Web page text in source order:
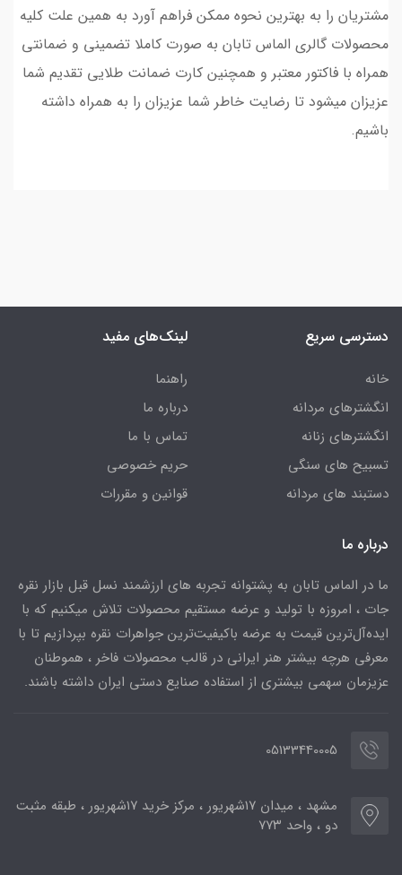
مشتریان را به بهترین نحوه ممکن فراهم آورد به همین علت کلیه
محصولات گالری الماس تابان به صورت کاملا تضمینی و ضمانتی
همراه با فاکتور معتبر و همچنین کارت ضمانت طلایی تقدیم شما
عزیزان میشود تا رضایت خاطر شما عزیزان را به همراه داشته
باشیم.
دسترسی سریع
خانه
انگشترهای مردانه
انگشترهای زنانه
تسبیح های سنگی
دستبند های مردانه
لینک‌های مفید
راهنما
درباره ما
تماس با ما
حریم خصوصی
قوانین و مقررات
درباره ما
ما در الماس تابان به پشتوانه تجربه های ارزشمند نسل قبل بازار نقره
جات ، امروزه با تولید و عرضه مستقیم محصولات تلاش میکنیم که با
ایده‌آل‌ترین قیمت به عرضه باکیفیت‌ترین جواهرات نقره بپردازیم تا با
معرفی هرچه بیشتر هنر ایرانی در قالب محصولات فاخر ، هموطنان
عزیزمان سهمی بیشتری از استفاده صنایع دستی ایران داشته باشند.
05133440005
مشهد ، میدان ۱۷شهریور ، مرکز خرید ۱۷شهریور ، طبقه مثبت
دو ، واحد ۷۷۳